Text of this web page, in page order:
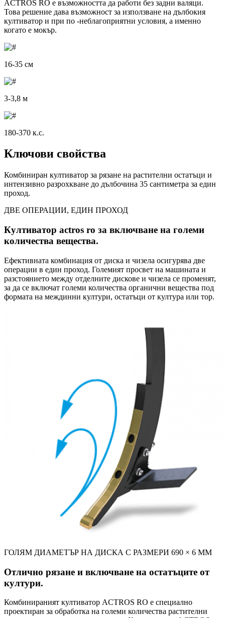
ACTROS RO е възможността да работи без задни валяци.
Това решение дава възможност за използване на дълбокия
култиватор и при по -неблагоприятни условия, а именно
когато е мокър.
16-35 см
3-3,8 м
180-370 к.с.
Ключови свойства
Комбиниран култиватор за рязане на растителни остатъци и
интензивно разрохкване до дълбочина 35 сантиметра за един
проход.
ДВЕ ОПЕРАЦИИ, ЕДИН ПРОХОД
Култиватор actros ro за включване на големи
количества вещества.
Ефективната комбинация от диска и чизела осигурява две
операции в един проход. Големият просвет на машината и
разстоянието между отделните дискове и чизела се променят,
за да се включат големи количества органични вещества под
формата на междинни култури, остатъци от култура или тор.
ГОЛЯМ ДИАМЕТЪР НА ДИСКА С РАЗМЕРИ 690 × 6 ММ
Отлично рязане и включване на остатъците от
култури.
Комбинираният култиватор ACTROS RO е специално
проектиран за обработка на големи количества растителни